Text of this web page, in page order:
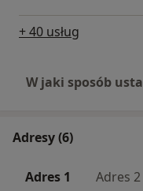
+ 40 usług
W jaki sposób
Adresy (6)
Adres 1 Adres 2